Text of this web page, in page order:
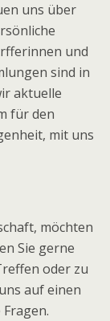
uns über
und
sind in
aktuelle
für den
mit uns
möchten
Sie gerne
oder zu
auf einen